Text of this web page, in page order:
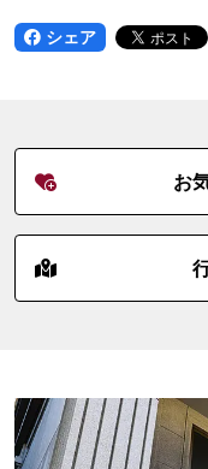
シェア
お